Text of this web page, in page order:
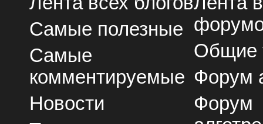
Самые полезные
Самые
комментируемые
Новости
Общие
Форум
Форум